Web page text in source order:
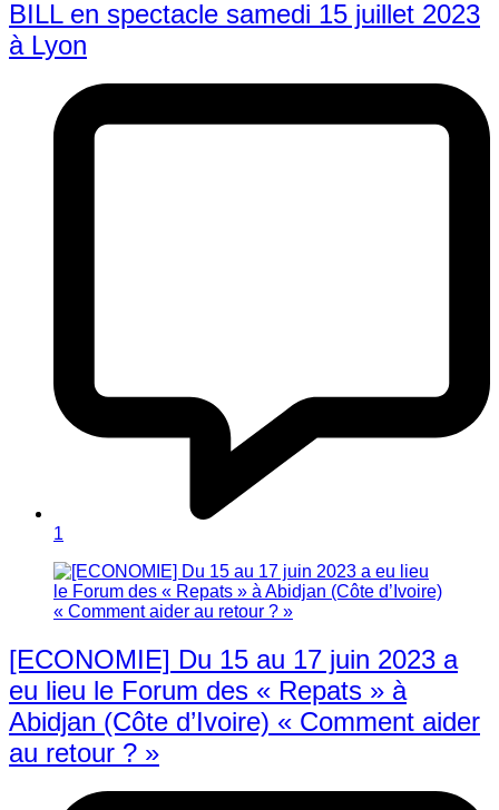
BILL en spectacle samedi 15 juillet 2023
à Lyon
1
[ECONOMIE] Du 15 au 17 juin 2023 a
eu lieu le Forum des « Repats » à
Abidjan (Côte d’Ivoire) « Comment aider
au retour ? »